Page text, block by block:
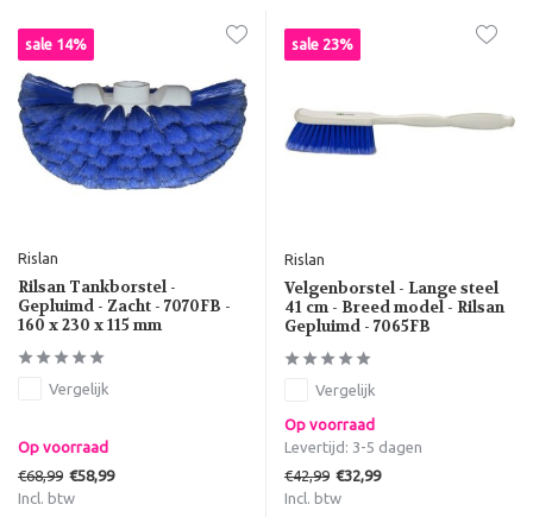
sale 14%
Rislan
Rilsan Tankborstel -
Gepluimd - Zacht - 7070FB -
160 x 230 x 115 mm
Vergelijk
Op voorraad
€68,99 €58,99
Incl. btw
sale 23%
Rislan
Velgenborstel - Lange steel
41 cm - Breed model - Rilsan
Gepluimd - 7065FB
Vergelijk
Op voorraad
Levertijd: 3-5 dagen
€42,99 €32,99
Incl. btw